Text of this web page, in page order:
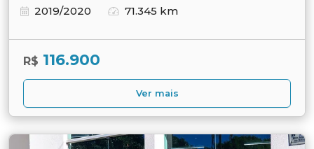
2019/2020
71.345 km
R$ 116.900
Ver mais